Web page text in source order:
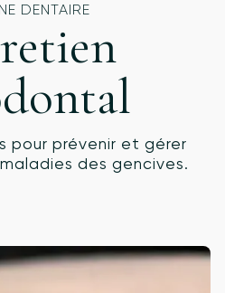
DENTAIRE
pour prévenir et gérer
des gencives.